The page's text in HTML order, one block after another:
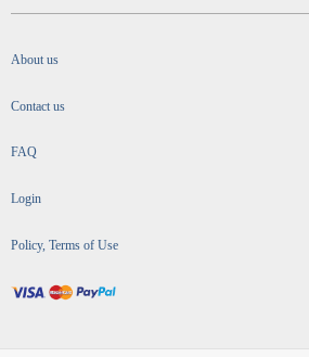
About us
Contact us
FAQ
Login
Policy, Terms of Use